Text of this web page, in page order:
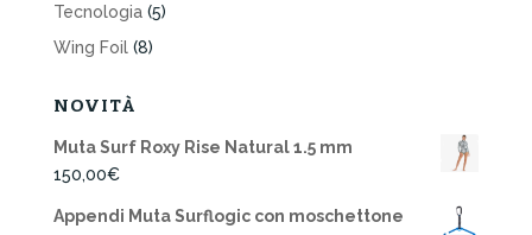
Tecnologia (5)
Wing Foil (8)
NOVITÀ
Muta Surf Roxy Rise Natural 1.5 mm
150,00€
Appendi Muta Surflogic con moschettone